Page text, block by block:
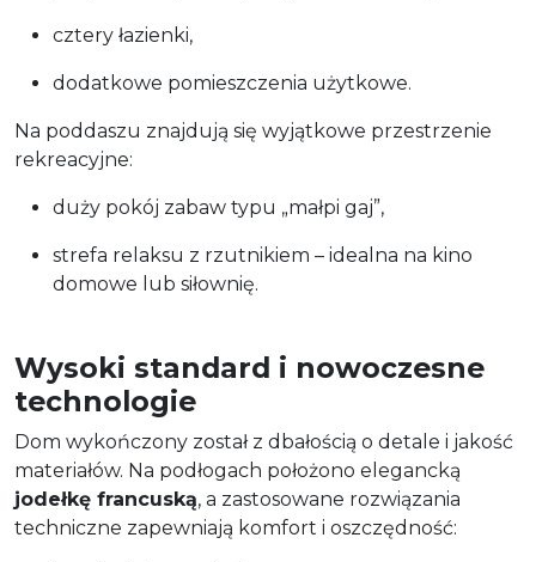
cztery łazienki,
dodatkowe pomieszczenia użytkowe.
Na poddaszu znajdują się wyjątkowe przestrzenie
rekreacyjne:
duży pokój zabaw typu „małpi gaj”,
strefa relaksu z rzutnikiem – idealna na kino
domowe lub siłownię.
Wysoki standard i nowoczesne
technologie
Dom wykończony został z dbałością o detale i jakość
materiałów. Na podłogach położono elegancką
jodełkę francuską, a zastosowane rozwiązania
techniczne zapewniają komfort i oszczędność: